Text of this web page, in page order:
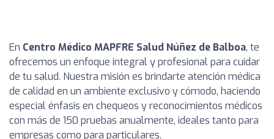
En Centro Médico MAPFRE Salud Núñez de Balboa, te
ofrecemos un enfoque integral y profesional para cuidar
de tu salud. Nuestra misión es brindarte atención médica
de calidad en un ambiente exclusivo y cómodo, haciendo
especial énfasis en chequeos y reconocimientos médicos
con más de 150 pruebas anualmente, ideales tanto para
empresas como para particulares.